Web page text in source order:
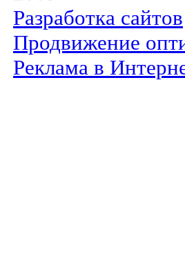
Разработка сайтов
Продвижение
Реклама в